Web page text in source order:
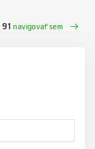
91navigovať sem